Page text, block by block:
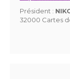
Président :
32000 Cartes